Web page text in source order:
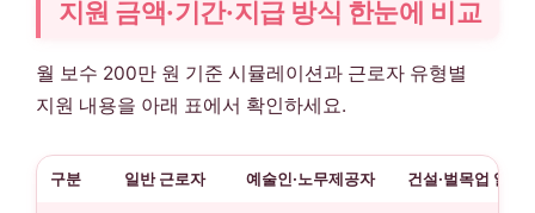
지원 금액·기간·지급 방식 한눈에 비교
월 보수 200만 원 기준 시뮬레이션과 근로자 유형별
지원 내용을 아래 표에서 확인하세요.
구분 일반 근로자 예술인·노무제공자 건설·벌목업 일용